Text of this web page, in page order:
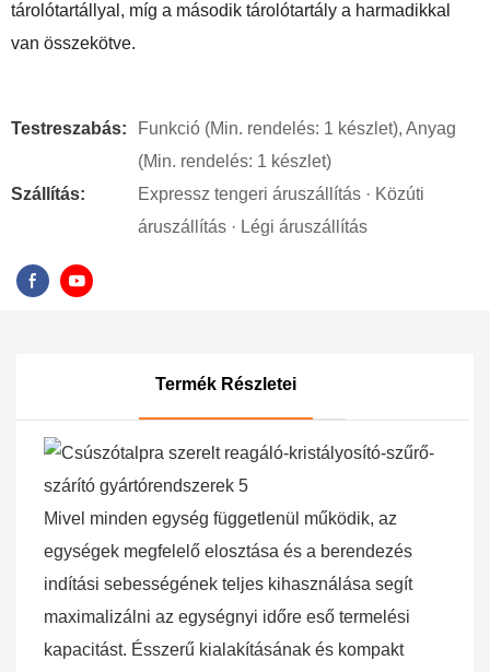
tárolótartállyal, míg a második tárolótartály a harmadikkal
van összekötve.
Testreszabás:
Funkció (Min. rendelés: 1 készlet), Anyag
(Min. rendelés: 1 készlet)
Szállítás:
Expressz tengeri áruszállítás · Közúti
áruszállítás · Légi áruszállítás
Termék Részletei
Mivel minden egység függetlenül működik, az
egységek megfelelő elosztása és a berendezés
indítási sebességének teljes kihasználása segít
maximalizálni az egységnyi időre eső termelési
kapacitást. Ésszerű kialakításának és kompakt